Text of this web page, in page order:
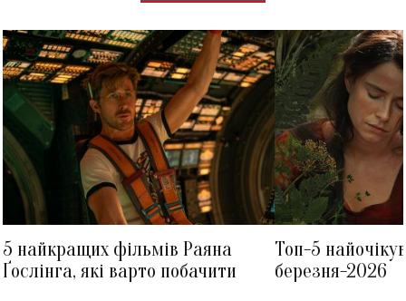
5 найкращих фільмів Раяна
Ґослінга, які варто побачити
Топ-5
березня-2026